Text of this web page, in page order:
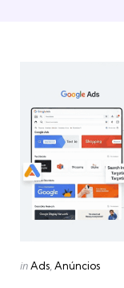
Categories
Posted
inAds Anúncios